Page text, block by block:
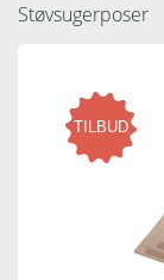
Støvsugerposer
TILBUD